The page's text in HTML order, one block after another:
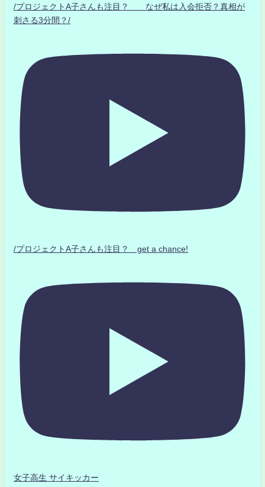
/プロジェクトA子さんも注目？ なぜ私は入会拒否？真相が
刺さる3分間？/
/プロジェクトA子さんも注目？ get a chance!
女子高生 サイキッカー